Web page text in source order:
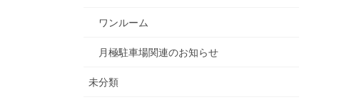
ワンルーム
月極駐車場関連のお知らせ
未分類